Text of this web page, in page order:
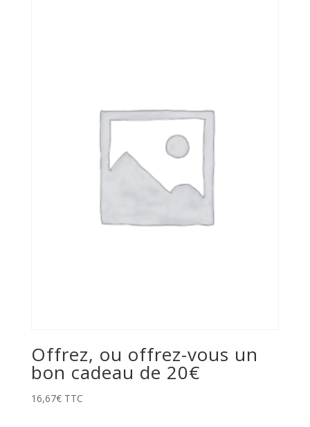
Offrez, ou offrez-vous un
bon cadeau de 20€
16,67€ TTC